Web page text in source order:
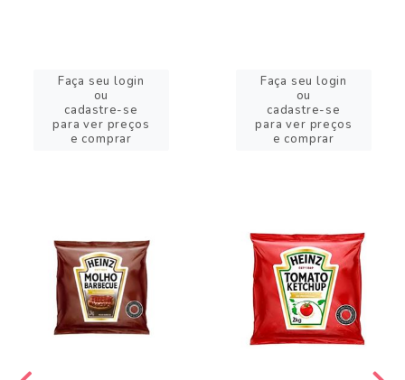
Faça seu login
ou
cadastre-se
para ver preços
e comprar
Faça seu login
ou
cadastre-se
para ver preços
e comprar